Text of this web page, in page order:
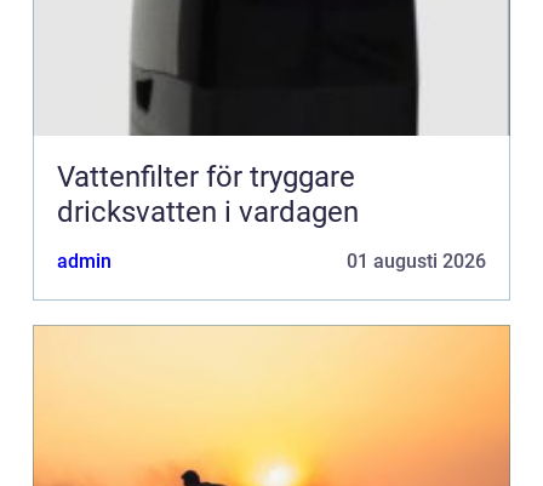
Vattenfilter för tryggare
dricksvatten i vardagen
admin 01 augusti 2026